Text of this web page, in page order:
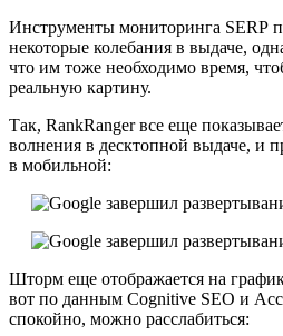
Инструменты мониторинга SERP
некоторые колебания в выдаче,
что им тоже необходимо время,
реальную картину.
Так, RankRanger все еще
волнения в десктопной выдаче, и
в мобильной:
Шторм еще отображается на
вот по данным Cognitive SEO и
спокойно, можно расслабиться: